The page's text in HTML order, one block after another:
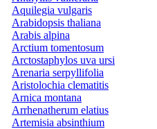
Aquilegia vulgaris
Arabidopsis thaliana
Arabis alpina
Arctium tomentosum
Arctostaphylos uva ursi
Arenaria serpyllifolia
Aristolochia clematitis
Arnica montana
Arrhenatherum elatius
Artemisia absinthium